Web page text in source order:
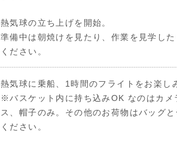
熱気球の立ち上げを開始。
準備中は朝焼けを見たり、作業を見学し
ください。
熱気球に乗船、1時間のフライトをお楽し
※バスケット内に持ち込みOK なのはカメ
ス、帽子のみ。その他のお荷物はバッグ
ください。